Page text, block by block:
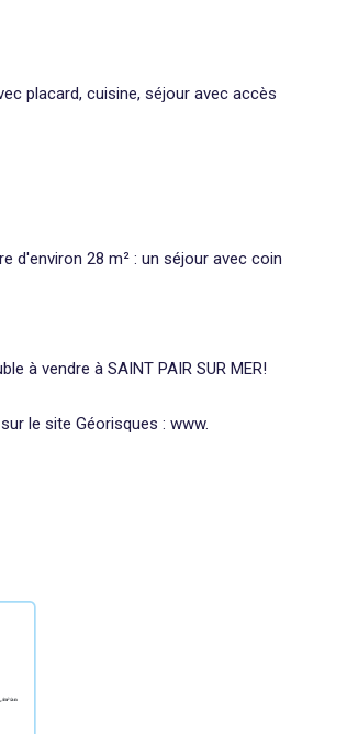
placard, cuisine, séjour avec accès
d'environ 28 m² : un séjour avec coin
à vendre à SAINT PAIR SUR MER!
le site Géorisques : www.